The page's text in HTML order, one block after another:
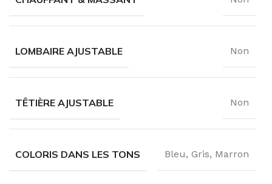
LOMBAIRE AJUSTABLE Non
TÊTIÈRE AJUSTABLE Non
COLORIS DANS LES TONS Bleu, Gris, Marron